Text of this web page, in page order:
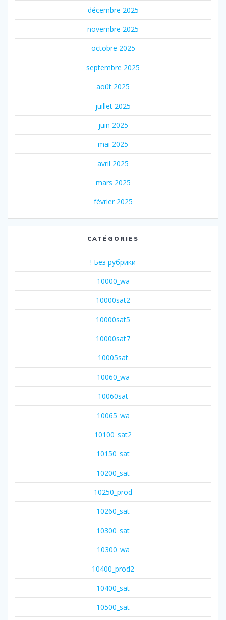
décembre 2025
novembre 2025
octobre 2025
septembre 2025
août 2025
juillet 2025
juin 2025
mai 2025
avril 2025
mars 2025
février 2025
CATÉGORIES
! Без рубрики
10000_wa
10000sat2
10000sat5
10000sat7
10005sat
10060_wa
10060sat
10065_wa
10100_sat2
10150_sat
10200_sat
10250_prod
10260_sat
10300_sat
10300_wa
10400_prod2
10400_sat
10500_sat